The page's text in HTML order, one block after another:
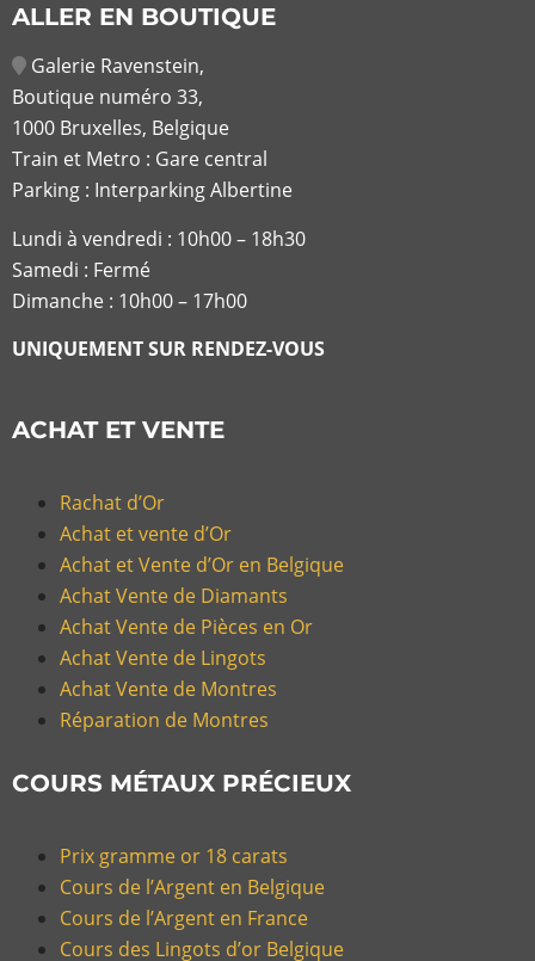
ALLER EN BOUTIQUE
Galerie Ravenstein,
Boutique numéro 33,
1000 Bruxelles, Belgique
Train et Metro : Gare central
Parking : Interparking Albertine
Lundi à vendredi : 10h00 – 18h30
Samedi : Fermé
Dimanche : 10h00 – 17h00
UNIQUEMENT SUR RENDEZ-VOUS
ACHAT ET VENTE
Rachat d’Or
Achat et vente d’Or
Achat et Vente d’Or en Belgique
Achat Vente de Diamants
Achat Vente de Pièces en Or
Achat Vente de Lingots
Achat Vente de Montres
Réparation de Montres
COURS MÉTAUX PRÉCIEUX
Prix gramme or 18 carats
Cours de l’Argent en Belgique
Cours de l’Argent en France
Cours des Lingots d’or Belgique